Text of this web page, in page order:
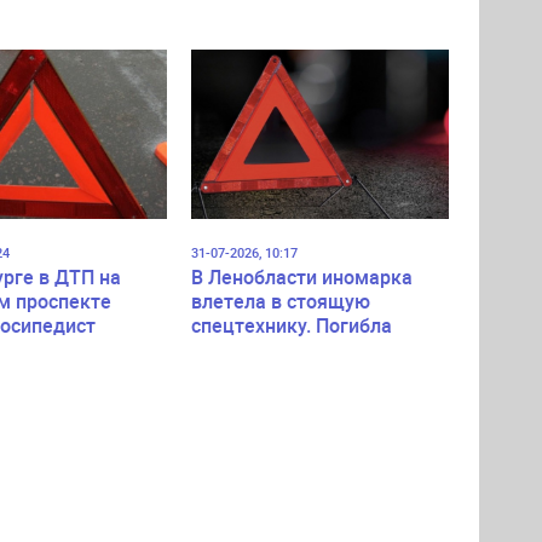
в ДТП на
проспекте
31-07-2026, 10:17
В Ленобласти иномарка
влетела в стоящую
спецтехнику. Погибла